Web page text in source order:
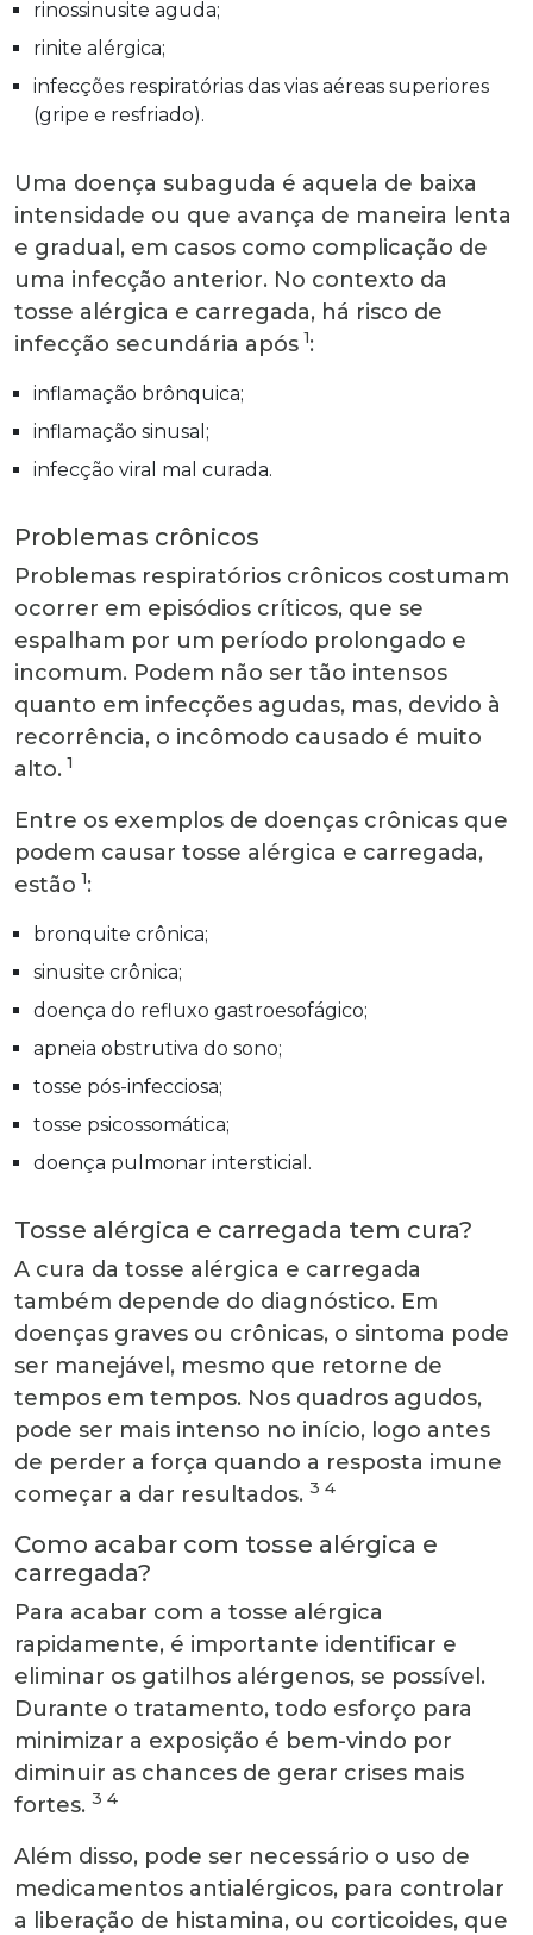
rinossinusite aguda;
rinite alérgica;
infecções respiratórias das vias aéreas superiores
(gripe e resfriado).
Uma doença subaguda é aquela de baixa
intensidade ou que avança de maneira lenta
e gradual, em casos como complicação de
uma infecção anterior. No contexto da
tosse alérgica e carregada, há risco de
infecção secundária após 1:
inflamação brônquica;
inflamação sinusal;
infecção viral mal curada.
Problemas crônicos
Problemas respiratórios crônicos costumam
ocorrer em episódios críticos, que se
espalham por um período prolongado e
incomum. Podem não ser tão intensos
quanto em infecções agudas, mas, devido à
recorrência, o incômodo causado é muito
alto. 1
Entre os exemplos de doenças crônicas que
podem causar tosse alérgica e carregada,
estão 1:
bronquite crônica;
sinusite crônica;
doença do refluxo gastroesofágico;
apneia obstrutiva do sono;
tosse pós-infecciosa;
tosse psicossomática;
doença pulmonar intersticial.
Tosse alérgica e carregada tem cura?
A cura da tosse alérgica e carregada
também depende do diagnóstico. Em
doenças graves ou crônicas, o sintoma pode
ser manejável, mesmo que retorne de
tempos em tempos. Nos quadros agudos,
pode ser mais intenso no início, logo antes
de perder a força quando a resposta imune
começar a dar resultados. 3 4
Como acabar com tosse alérgica e
carregada?
Para acabar com a tosse alérgica
rapidamente, é importante identificar e
eliminar os gatilhos alérgenos, se possível.
Durante o tratamento, todo esforço para
minimizar a exposição é bem-vindo por
diminuir as chances de gerar crises mais
fortes. 3 4
Além disso, pode ser necessário o uso de
medicamentos antialérgicos, para controlar
a liberação de histamina, ou corticoides, que